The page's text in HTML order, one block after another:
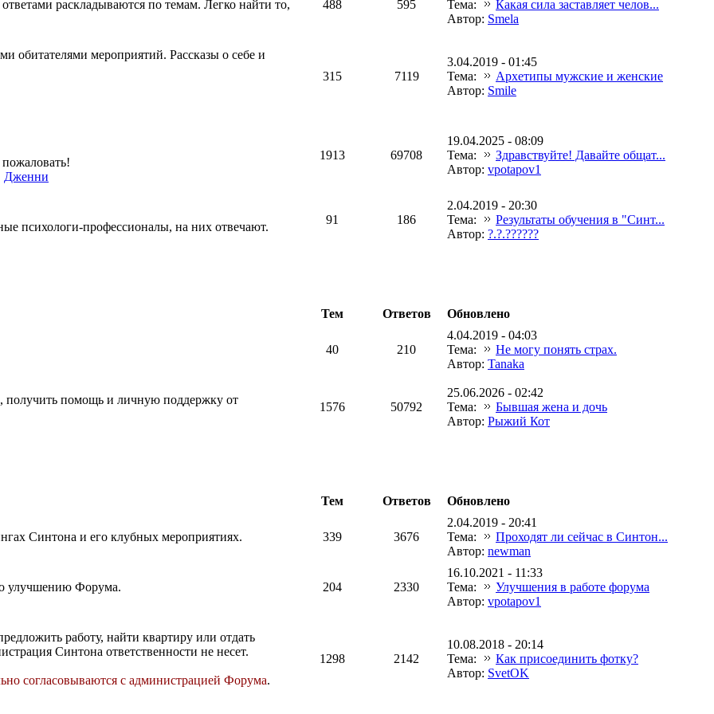
раскладываются по темам. Легко найти то, 488 595 Тема:
Какая сила заставляет челов...
Автор: Smela
обитателями мероприятий. Рассказы о себе и
315
7119
3.04.2019 - 01:45
Тема:
Архетипы мужские и женские
Автор: Smile
Дженни
1913 69708
19.04.2025 - 08:09
Тема:
Здравствуйте! Давайте общат...
Автор: vpotapov1
психологи-профессионалы, на них отвечают.
91 186
2.04.2019 - 20:30
Тема:
Результаты обучения в "Синт...
Автор: ?.?.??????
Тем Ответов Обновлено
40 210
4.04.2019 - 04:03
Тема:
Не могу понять страх.
Автор: Tanaka
получить помощь и личную поддержку от
1576 50792
25.06.2026 - 02:42
Тема:
Бывшая жена и дочь
Автор: Рыжий Кот
Тем Ответов Обновлено
Синтона и его клубных мероприятиях. 339 3676
2.04.2019 - 20:41
Тема:
Проходят ли сейчас в Синтон...
Автор: newman
улучшению Форума. 204 2330
16.10.2021 - 11:33
Тема:
Улучшения в работе форума
Автор: vpotapov1
работу, найти квартиру или отдать
Синтона ответственности не несет.
согласовываются с администрацией Форума.
1298 2142
10.08.2018 - 20:14
Тема:
Как присоединить фотку?
Автор: SvetOK